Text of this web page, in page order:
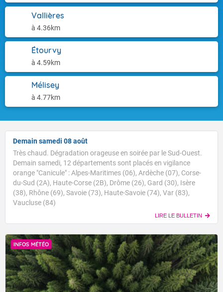
Vallières
à 4.36km
Étourvy
à 4.59km
Mélisey
à 4.77km
Demain samedi 08 août
Très chaud. Dégradation orageuse en soirée par le Sud-Ouest.
Demain samedi, 12 départements sont placés en vigilance
orange "Canicule" : Alpes-Maritimes (06), Ardèche (07), Corse-
du-Sud (2A), Haute-Corse (2B), Drôme (26), Gard (30), Isère
(38), Rhône (69), Savoie (73), Haute-Savoie (74), Var (83),
Vaucluse (84)
LIRE LE BULLETIN
INFOS MÉTÉO